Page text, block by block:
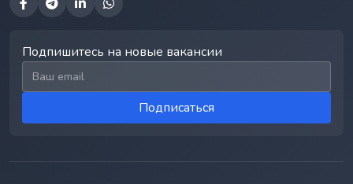
Подпишитесь на новые вакансии
Email для подписки
Подписаться